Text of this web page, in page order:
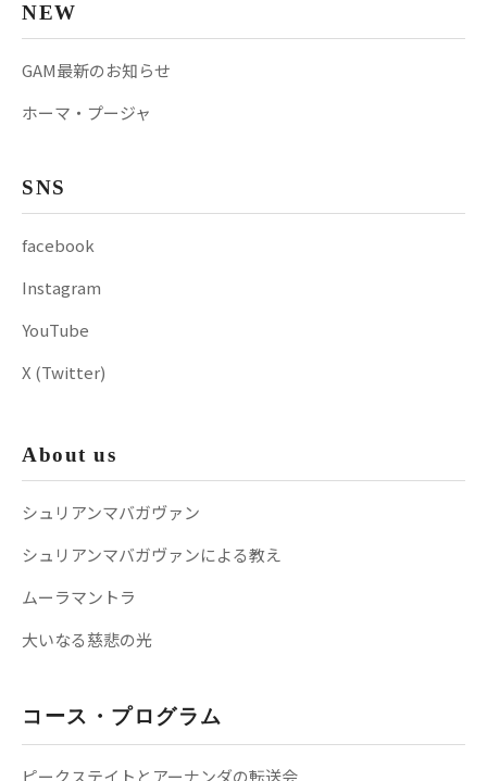
NEW
GAM最新のお知らせ
ホーマ・プージャ
SNS
facebook
Instagram
YouTube
X (Twitter)
About us
シュリアンマバガヴァン
シュリアンマバガヴァンによる教え
ムーラマントラ
大いなる慈悲の光
コース・プログラム
ピークステイトとアーナンダの転送会